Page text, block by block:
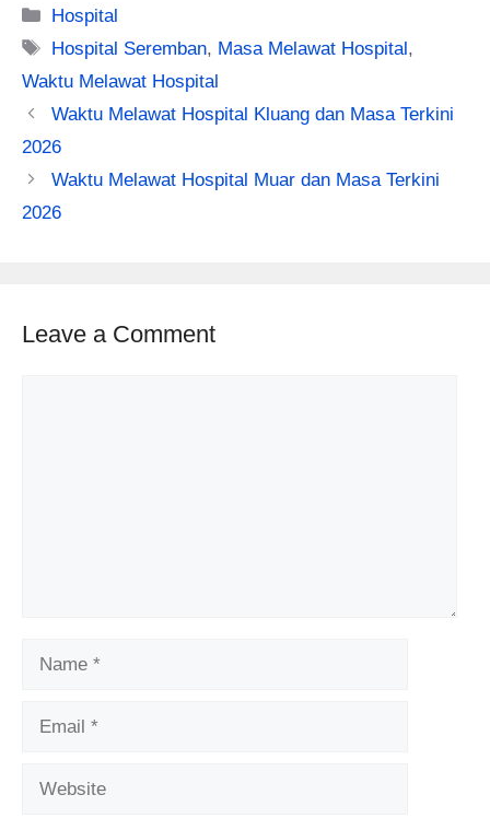
Categories
Hospital
Tags
Hospital Seremban, Masa Melawat Hospital,
Waktu Melawat Hospital
Waktu Melawat Hospital Kluang dan Masa Terkini
2026
Waktu Melawat Hospital Muar dan Masa Terkini
2026
Leave a Comment
Name
Email
Website